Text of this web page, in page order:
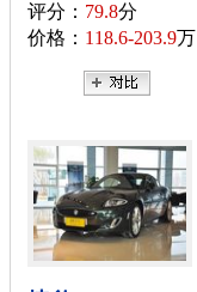
评分： 79.8分
价格： 118.6-203.9万